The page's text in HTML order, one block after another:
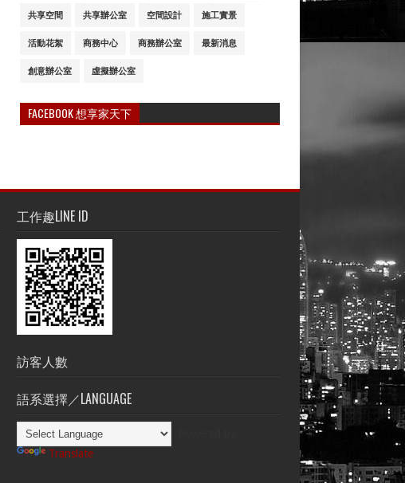
共享空間 共享辦公室 空間設計 施工實景
活動花絮 商務中心 商務辦公室 最新消息
創意辦公室 虛擬辦公室
FACEBOOK 想享家天下
工作趣LINE ID
訪客人數
語系選擇／LANGUAGE
Translate